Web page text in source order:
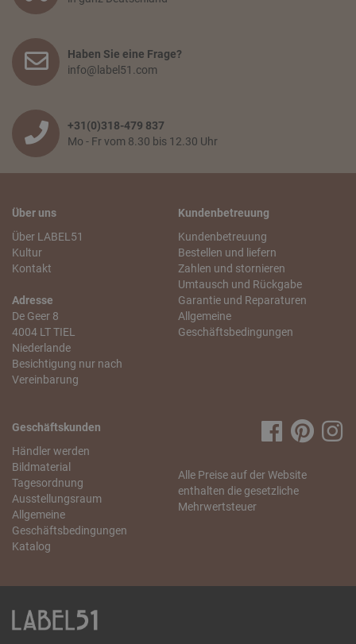
Haben Sie eine Frage?
info@label51.com
+31(0)318-479 837
Mo - Fr vom 8.30 bis 12.30 Uhr
Über uns
Über LABEL51
Kultur
Kontakt
Adresse
De Geer 8
4004 LT TIEL
Niederlande
Besichtigung nur nach
Vereinbarung
Kundenbetreuung
Kundenbetreuung
Bestellen und liefern
Zahlen und stornieren
Umtausch und Rückgabe
Garantie und Reparaturen
Allgemeine
Geschäftsbedingungen
Geschäftskunden
Händler werden
Bildmaterial
Tagesordnung
Ausstellungsraum
Allgemeine
Geschäftsbedingungen
Katalog
Alle Preise auf der Website
enthalten die gesetzliche
Mehrwertsteuer